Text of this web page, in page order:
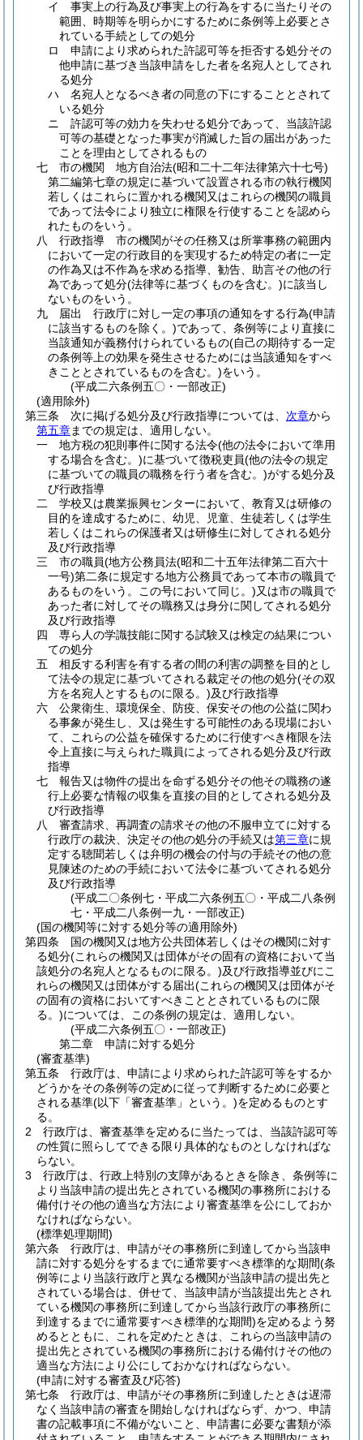
イ
事実上の行為及び事実上の行為をするに当たりその
範囲、時期等を明らかにするために条例等上必要とさ
れている手続としての処分
ロ
申請により求められた許認可等を拒否する処分その
他申請に基づき当該申請をした者を名宛人としてされ
る処分
ハ
名宛人となるべき者の同意の下にすることとされて
いる処分
ニ
許認可等の効力を失わせる処分であって、当該許認
可等の基礎となった事実が消滅した旨の届出があった
ことを理由としてされるもの
七
市の機関 地方自治法(昭和二十二年法律第六十七号)
第二編第七章の規定に基づいて設置される市の執行機関
若しくはこれらに置かれる機関又はこれらの機関の職員
であって法令により独立に権限を行使することを認めら
れたものをいう。
八
行政指導 市の機関がその任務又は所掌事務の範囲内
において一定の行政目的を実現するため特定の者に一定
の作為又は不作為を求める指導、勧告、助言その他の行
為であって処分(法律等に基づくものを含む。)に該当し
ないものをいう。
九
届出 行政庁に対し一定の事項の通知をする行為(申請
に該当するものを除く。)であって、条例等により直接に
当該通知が義務付けられているもの(自己の期待する一定
の条例等上の効果を発生させるためには当該通知をすべ
きこととされているものを含む。)をいう。
(平成二六条例五〇・一部改正)
(適用除外)
第三条
次に掲げる処分及び行政指導については、 次章から
第五章までの規定は、適用しない。
一
地方税の犯則事件に関する法令(他の法令において準用
する場合を含む。)に基づいて徴税吏員(他の法令の規定
に基づいての職員の職務を行う者を含む。)がする処分及
び行政指導
二
学校又は農業振興センターにおいて、教育又は研修の
目的を達成するために、幼児、児童、生徒若しくは学生
若しくはこれらの保護者又は研修生に対してされる処分
及び行政指導
三
市の職員(地方公務員法(昭和二十五年法律第二百六十
一号)第二条に規定する地方公務員であって本市の職員で
あるものをいう。この号において同じ。)又は市の職員で
あった者に対してその職務又は身分に関してされる処分
及び行政指導
四
専ら人の学識技能に関する試験又は検定の結果につい
ての処分
五
相反する利害を有する者の間の利害の調整を目的とし
て法令の規定に基づいてされる裁定その他の処分(その双
方を名宛人とするものに限る。)及び行政指導
六
公衆衛生、環境保全、防疫、保安その他の公益に関わ
る事象が発生し、又は発生する可能性のある現場におい
て、これらの公益を確保するために行使すべき権限を法
令上直接に与えられた職員によってされる処分及び行政
指導
七
報告又は物件の提出を命ずる処分その他その職務の遂
行上必要な情報の収集を直接の目的としてされる処分及
び行政指導
八
審査請求、再調査の請求その他の不服申立てに対する
行政庁の裁決、決定その他の処分の手続又は第三章に規
定する聴聞若しくは弁明の機会の付与の手続その他の意
見陳述のための手続において法令に基づいてされる処分
及び行政指導
(平成二〇条例七・平成二六条例五〇・平成二八条例
七・平成二八条例一九・一部改正)
(国の機関等に対する処分等の適用除外)
第四条
国の機関又は地方公共団体若しくはその機関に対す
る処分(これらの機関又は団体がその固有の資格において当
該処分の名宛人となるものに限る。)及び行政指導並びにこ
れらの機関又は団体がする届出(これらの機関又は団体がそ
の固有の資格においてすべきこととされているものに限
る。)については、この条例の規定は、適用しない。
(平成二六条例五〇・一部改正)
第二章
申請に対する処分
(審査基準)
第五条
行政庁は、申請により求められた許認可等をするか
どうかをその条例等の定めに従って判断するために必要と
される基準(以下「審査基準」という。)を定めるものとす
る。
2
行政庁は、審査基準を定めるに当たっては、当該許認可等
の性質に照らしてできる限り具体的なものとしなければな
らない。
3
行政庁は、行政上特別の支障があるときを除き、条例等に
より当該申請の提出先とされている機関の事務所における
備付けその他の適当な方法により審査基準を公にしておか
なければならない。
(標準処理期間)
第六条
行政庁は、申請がその事務所に到達してから当該申
請に対する処分をするまでに通常要すべき標準的な期間(条
例等により当該行政庁と異なる機関が当該申請の提出先と
されている場合は、併せて、当該申請が当該提出先とされ
ている機関の事務所に到達してから当該行政庁の事務所に
到達するまでに通常要すべき標準的な期間)を定めるよう努
めるとともに、これを定めたときは、これらの当該申請の
提出先とされている機関の事務所における備付けその他の
適当な方法により公にしておかなければならない。
(申請に対する審査及び応答)
第七条
行政庁は、申請がその事務所に到達したときは遅滞
なく当該申請の審査を開始しなければならず、かつ、申請
書の記載事項に不備がないこと、申請書に必要な書類が添